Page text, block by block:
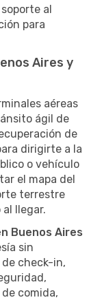
al
para
Aires y
aéreas
ágil de
de
dirigirte a la
o vehículo
el mapa del
terrestre
llegar.
Buenos Aires
sin
check-in,
comida,